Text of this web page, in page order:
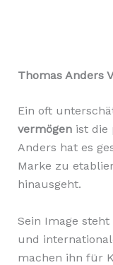
Thomas Anders
Ein oft
vermögenist die
Anders hat es
Marke zu
hinausgeht.
Sein Image
und
machen ihn für